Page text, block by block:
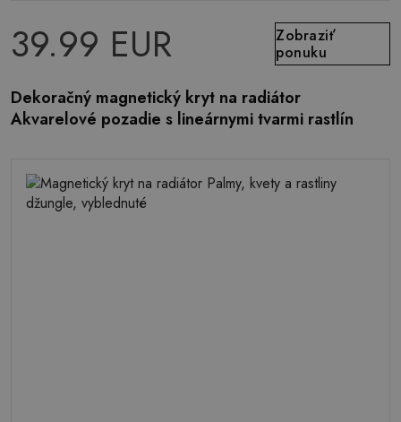
39.99 EUR
Zobraziť
ponuku
Dekoračný magnetický kryt na radiátor
Akvarelové pozadie s lineárnymi tvarmi rastlín